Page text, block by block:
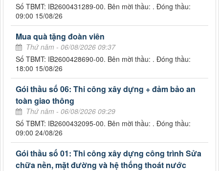
Số TBMT: IB2600431289-00. Bên mời thầu: . Đóng thầu:
09:00 15/08/26
Mua quà tặng đoàn viên
Thứ năm - 06/08/2026 09:37
Số TBMT: IB2600428690-00. Bên mời thầu: . Đóng thầu:
18:00 15/08/26
Gói thầu số 06: Thi công xây dựng + đảm bảo an
toàn giao thông
Thứ năm - 06/08/2026 09:29
Số TBMT: IB2600432095-00. Bên mời thầu: . Đóng thầu:
09:00 24/08/26
Gói thầu số 01: Thi công xây dựng công trình Sửa
chữa nền, mặt đường và hệ thống thoát nước